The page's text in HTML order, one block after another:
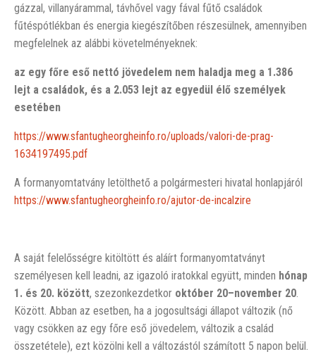
gázzal, villanyárammal, távhővel vagy fával fűtő családok
fűtéspótlékban és energia kiegészítőben részesülnek, amennyiben
megfelelnek az alábbi követelményeknek:
az egy főre eső nettó jövedelem nem haladja meg a 1.386
lejt a családok, és a 2.053 lejt az egyedül élő személyek
esetében
https://www.sfantugheorgheinfo.ro/uploads/valori-de-prag-
1634197495.pdf
A formanyomtatvány letölthető a polgármesteri hivatal honlapjáról
https://www.sfantugheorgheinfo.ro/ajutor-de-incalzire
A saját felelősségre kitöltött és aláírt formanyomtatványt
személyesen kell leadni, az igazoló iratokkal együtt, minden hónap
1. és 20. között, szezonkezdetkor október 20–november 20
Között. Abban az esetben, ha a jogosultsági állapot változik (nő
vagy csökken az egy főre eső jövedelem, változik a család
összetétele), ezt közölni kell a változástól számított 5 napon belül.